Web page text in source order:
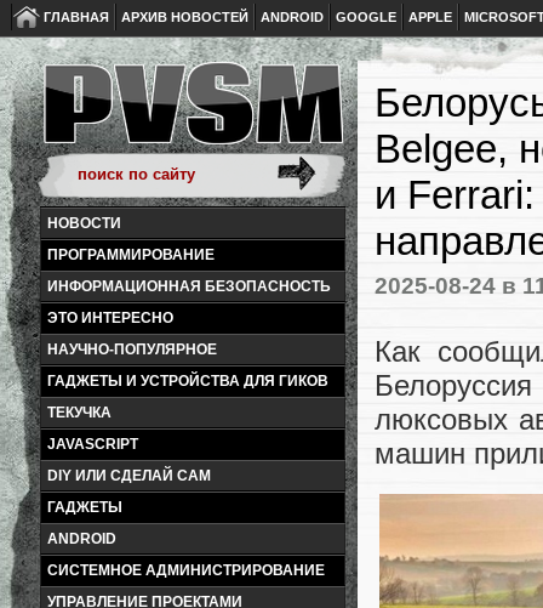
ГЛАВНАЯ АРХИВ НОВОСТЕЙ ANDROID GOOGLE APPLE
НОВОСТИ
ПРОГРАММИРОВАНИЕ
ИНФОРМАЦИОННАЯ БЕЗОПАСНОСТЬ
ЭТО ИНТЕРЕСНО
НАУЧНО-ПОПУЛЯРНОЕ
ГАДЖЕТЫ И УСТРОЙСТВА ДЛЯ ГИКОВ
ТЕКУЧКА
JAVASCRIPT
DIY ИЛИ СДЕЛАЙ САМ
ГАДЖЕТЫ
ANDROID
СИСТЕМНОЕ АДМИНИСТРИРОВАНИЕ
УПРАВЛЕНИЕ ПРОЕКТАМИ
Belgee,
и
2025-08-24 в
Как
люксовых
машин